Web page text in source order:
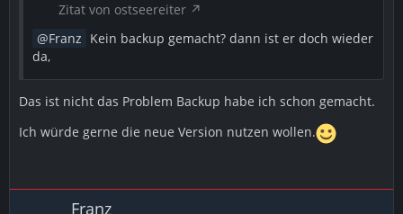
Zitat von ostseereiter
Franz Kein backup gemacht? dann ist er doch wieder
da,
Das ist nicht das Problem Backup habe ich schon gemacht.
Ich würde gerne die neue Version nutzen wollen.
Franz